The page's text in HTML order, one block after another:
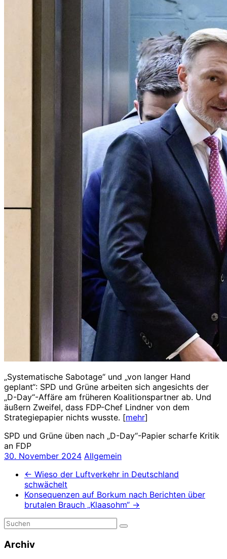
„Systematische Sabotage“ und „von langer Hand
geplant“: SPD und Grüne arbeiten sich angesichts der
„D-Day“-Affäre am früheren Koalitionspartner ab. Und
äußern Zweifel, dass FDP-Chef Lindner von dem
Strategiepapier nichts wusste. [mehr]
SPD und Grüne üben nach „D-Day“-Papier scharfe Kritik
an FDP
30. November 2024 Allgemein
← Wieso der Luftverkehr in Deutschland
schwächelt
Konsequenzen auf Borkum nach Berichten über
brutalen Brauch „Klaasohm“ →
Archiv